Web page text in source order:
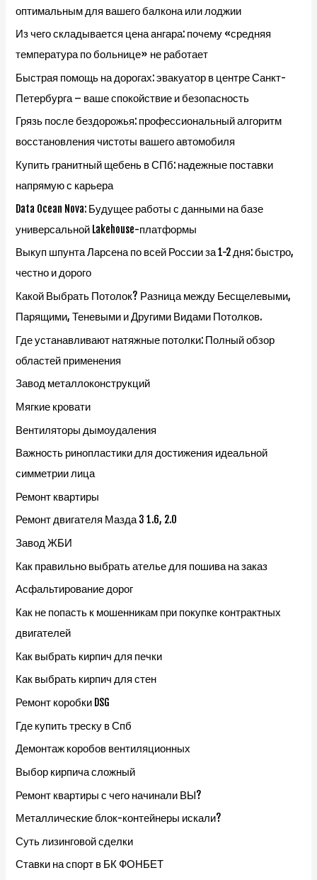
оптимальным для вашего балкона или лоджии
Из чего складывается цена ангара: почему «средняя
температура по больнице» не работает
Быстрая помощь на дорогах: эвакуатор в центре Санкт-
Петербурга – ваше спокойствие и безопасность
Грязь после бездорожья: профессиональный алгоритм
восстановления чистоты вашего автомобиля
Купить гранитный щебень в СПб: надежные поставки
напрямую с карьера
Data Ocean Nova: Будущее работы с данными на базе
универсальной Lakehouse-платформы
Выкуп шпунта Ларсена по всей России за 1-2 дня: быстро,
честно и дорого
Какой Выбрать Потолок? Разница между Бесщелевыми,
Парящими, Теневыми и Другими Видами Потолков.
Где устанавливают натяжные потолки: Полный обзор
областей применения
Завод металлоконструкций
Мягкие кровати
Вентиляторы дымоудаления
Важность ринопластики для достижения идеальной
симметрии лица
Ремонт квартиры
Ремонт двигателя Мазда 3 1.6, 2.0
Завод ЖБИ
Как правильно выбрать ателье для пошива на заказ
Асфальтирование дорог
Как не попасть к мошенникам при покупке контрактных
двигателей
Как выбрать кирпич для печки
Как выбрать кирпич для стен
Ремонт коробки DSG
Где купить треску в Спб
Демонтаж коробов вентиляционных
Выбор кирпича сложный
Ремонт квартиры с чего начинали ВЫ?
Металлические блок-контейнеры искали?
Суть лизинговой сделки
Ставки на спорт в БК ФОНБЕТ